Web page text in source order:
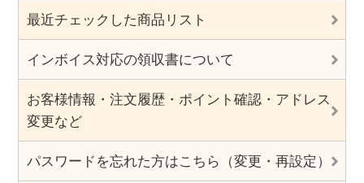
最近チェックした商品リスト
インボイス対応の領収書について
お客様情報・注文履歴・ポイント確認・アドレス
変更など
パスワードを忘れた方はこちら（変更・再設定）